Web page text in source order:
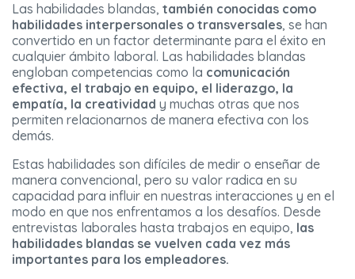
Las habilidades blandas, también conocidas como
habilidades interpersonales o transversales, se han
convertido en un factor determinante para el éxito en
cualquier ámbito laboral. Las habilidades blandas
engloban competencias como la comunicación
efectiva, el trabajo en equipo, el liderazgo, la
empatía, la creatividad y muchas otras que nos
permiten relacionarnos de manera efectiva con los
demás.
Estas habilidades son difíciles de medir o enseñar de
manera convencional, pero su valor radica en su
capacidad para influir en nuestras interacciones y en el
modo en que nos enfrentamos a los desafíos. Desde
entrevistas laborales hasta trabajos en equipo, las
habilidades blandas se vuelven cada vez más
importantes para los empleadores.